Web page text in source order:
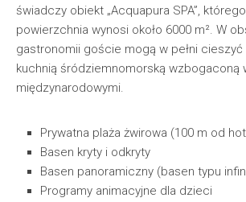
świadczy obiekt „Acquapura SPA”,
powierzchnia wynosi około 6000 m². W
gastronomii goście mogą w pełni cieszyć
kuchnią śródziemnomorską wzbogaconą
międzynarodowymi.
Prywatna plaża żwirowa (100 m od
Basen kryty i odkryty
Basen panoramiczny (basen typu
Programy animacyjne dla dzieci